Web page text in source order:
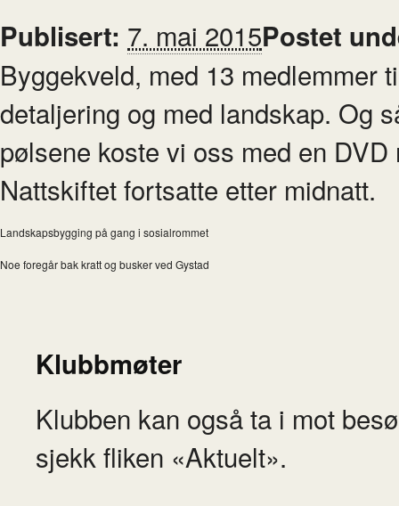
Publisert: 7. mai 2015Postet
Byggekveld, med 13 medlemmer
detaljering og med landskap. Og
pølsene koste vi oss med en
Nattskiftet fortsatte etter midnatt.
Landskapsbygging på gang i sosialrommet
Noe foregår bak kratt og busker ved Gystad
Klubbmøter
Klubben kan også ta i mot
sjekk fliken «Aktuelt».